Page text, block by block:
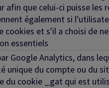
que celui-ci puisse les
également si
et s'il a choisi de
essentiels
Google Analytics, dans
du compte ou du
du cookie _gat qui est